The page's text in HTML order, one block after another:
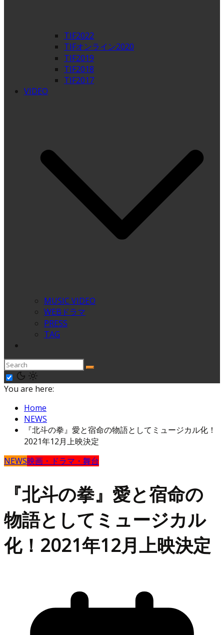
TIF2022
TIFオンライン2020
TIF2019
TIF2018
TIF2017
VIDEO
MUSIC VIDEO
WEBドラマ
PRESS
TAG
You are here:
Home
NEWS
『北斗の拳』愛と宿命の物語としてミュージカル化！
2021年12月上映決定
NEWS映画・ドラマ・舞台
『北斗の拳』愛と宿命の
物語としてミュージカル
化！2021年12月上映決定